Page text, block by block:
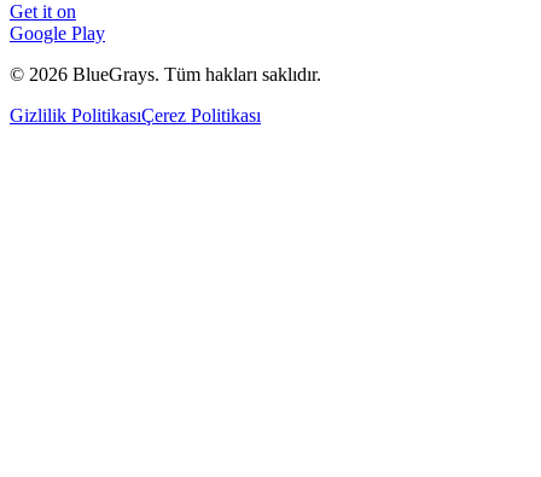
Get it on
Google Play
© 2026 BlueGrays. Tüm hakları saklıdır.
Gizlilik PolitikasıÇerez Politikası